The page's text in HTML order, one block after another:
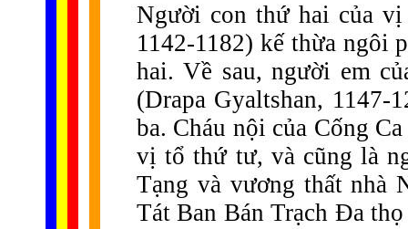
Người con thứ hai của vị
1142-1182) kế thừa ngôi
hai. Về sau, người em
(Drapa Gyaltshan,
ba. Cháu nội của Cống
vị tổ thứ tư, và cũng là
Tạng và vương thất nhà
Tát Ban Bán Trạch Đa